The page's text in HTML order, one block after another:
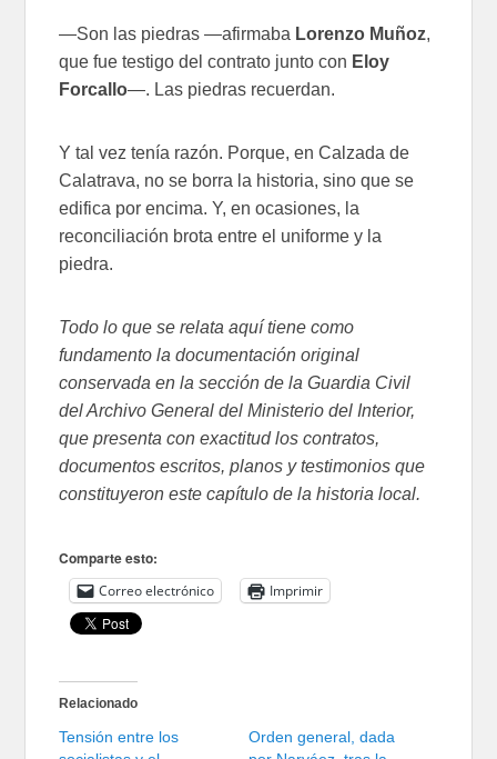
—Son las piedras —afirmaba Lorenzo Muñoz,
que fue testigo del contrato junto con Eloy
Forcallo—. Las piedras recuerdan.
Y tal vez tenía razón. Porque, en Calzada de
Calatrava, no se borra la historia, sino que se
edifica por encima. Y, en ocasiones, la
reconciliación brota entre el uniforme y la
piedra.
Todo lo que se relata aquí tiene como
fundamento la documentación original
conservada en la sección de la Guardia Civil
del Archivo General del Ministerio del Interior,
que presenta con exactitud los contratos,
documentos escritos, planos y testimonios que
constituyeron este capítulo de la historia local.
Comparte esto:
Correo electrónico Imprimir
Relacionado
Tensión entre los
Orden general, dada